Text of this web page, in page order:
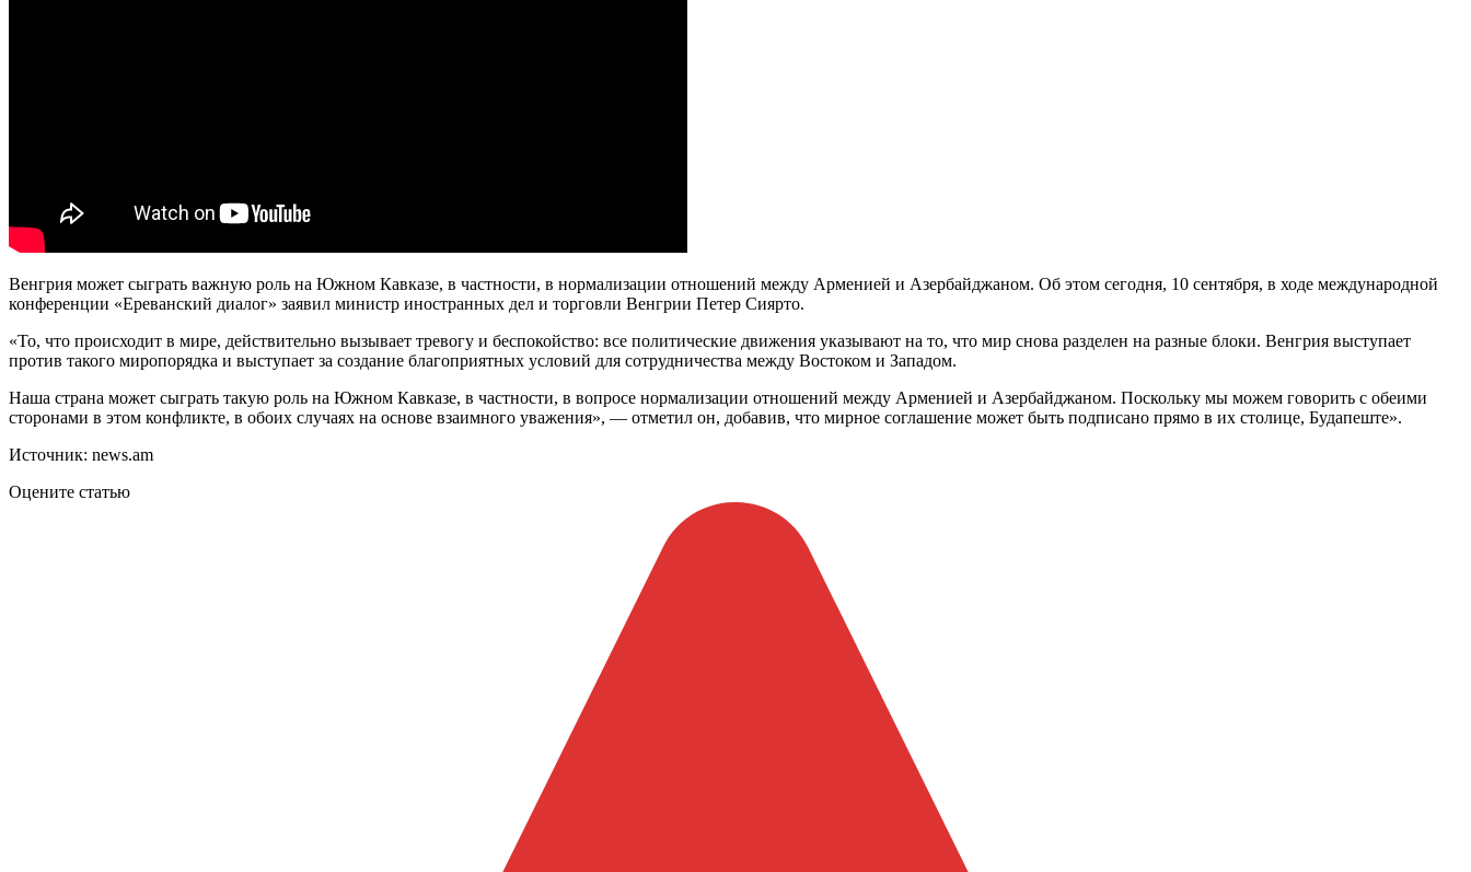
Венгрия может сыграть важную роль на Южном Кавказе, в частности, в нормализации отношений между Арменией и Азербайджаном. Об этом сегодня, 10 сентября, в ходе международной
конференции «Ереванский диалог» заявил министр иностранных дел и торговли Венгрии Петер Сиярто.
«То, что происходит в мире, действительно вызывает тревогу и беспокойство: все политические движения указывают на то, что мир снова разделен на разные блоки. Венгрия выступает
против такого миропорядка и выступает за создание благоприятных условий для сотрудничества между Востоком и Западом.
Наша страна может сыграть такую роль на Южном Кавказе, в частности, в вопросе нормализации отношений между Арменией и Азербайджаном. Поскольку мы можем говорить с обеими
сторонами в этом конфликте, в обоих случаях на основе взаимного уважения», — отметил он, добавив, что мирное соглашение может быть подписано прямо в их столице, Будапеште».
Источник: news.am
Оцените статью